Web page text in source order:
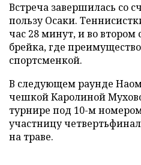
Встреча завершилась со
пользу Осаки.
час 28 минут, и во втором
брейка, где
спортсменкой.
В следующем раунде
чешкой Каролиной
турнире под 10-м
участницу
на траве.